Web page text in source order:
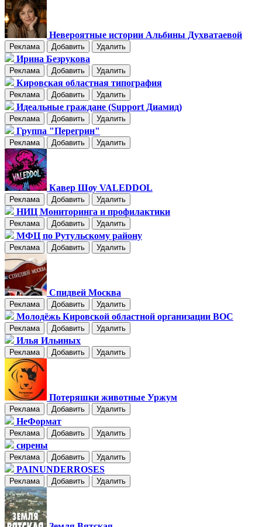
Невероятные истории Альбины Духватаевой
Реклама Добавить Удалить
Ирина Безрукова
Реклама Добавить Удалить
Кировская областная типография
Реклама Добавить Удалить
Идеальные граждане (Support Диамид)
Реклама Добавить Удалить
Группа "Перегрин"
Реклама Добавить Удалить
Кавер Шоу VALEDDOL
Реклама Добавить Удалить
НИЦ Мониторинга и профилактики
Реклама Добавить Удалить
МФЦ по Рутульскому району
Реклама Добавить Удалить
Спидвей Москва
Реклама Добавить Удалить
Молодёжь Кировской областной организации ВОС
Реклама Добавить Удалить
Илья Ильиных
Реклама Добавить Удалить
Потеряшки животные Уржум
Реклама Добавить Удалить
НеФормат
Реклама Добавить Удалить
сирены
Реклама Добавить Удалить
PAINUNDERROSES
Реклама Добавить Удалить